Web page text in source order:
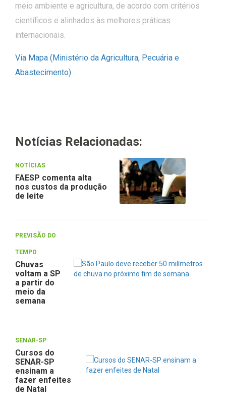
meio ambiente e agricultura, de acordo com critérios
científicos e alinhados às melhores práticas
internacionais.
Via Mapa (Ministério da Agricultura, Pecuária e
Abastecimento)
Notícias Relacionadas:
NOTÍCIAS
FAESP comenta alta
nos custos da produção
de leite
PREVISÃO DO
TEMPO
Chuvas
voltam a SP
a partir do
meio da
semana
SENAR-SP
Cursos do
SENAR-SP
ensinam a
fazer enfeites
de Natal